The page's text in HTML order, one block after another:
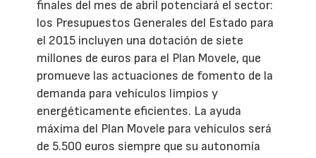
finales del mes de abril potenciará el sector:
los Presupuestos Generales del Estado para
el 2015 incluyen una dotación de siete
millones de euros para el Plan Movele, que
promueve las actuaciones de fomento de la
demanda para vehículos limpios y
energéticamente eficientes. La ayuda
máxima del Plan Movele para vehículos será
de 5.500 euros siempre que su autonomía